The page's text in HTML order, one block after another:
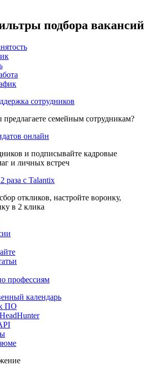
подбора вакансий
сотрудников
семейным сотрудникам?
онлайн
и подписывайте кадровые
и личных встреч
раза с Talantix
откликов, настройте воронку,
в 2 клика
профессиям
календарь
ПО